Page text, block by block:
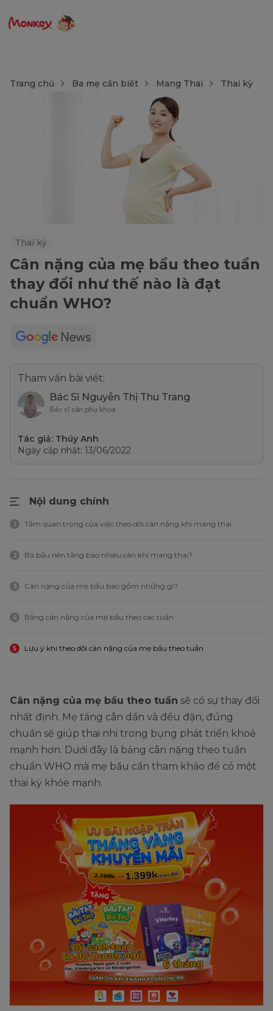
Trang chủ Ba mẹ cần biết Mang Thai Thai kỳ
Thai kỳ
Cân nặng của mẹ bầu theo tuần
thay đổi như thế nào là đạt
chuẩn WHO?
Tham vấn bài viết:
Bác Sĩ Nguyễn Thị Thu Trang
Bác sĩ sản phụ khoa
Tác giả: Thúy Anh
Ngày cập nhật: 13/06/2022
Nội dung chính
1 Tầm quan trọng của việc theo dõi cân nặng khi mang thai
2 Bà bầu nên tăng bao nhiêu cân khi mang thai?
3 Cân nặng của mẹ bầu bao gồm những gì?
4 Bảng cân nặng của mẹ bầu theo các tuần
5 Lưu ý khi theo dõi cân nặng của mẹ bầu theo tuần
Cân nặng của mẹ bầu theo tuần sẽ có sự thay đổi
nhất định. Mẹ tăng cân dần và đều đặn, đúng
chuẩn sẽ giúp thai nhi trong bụng phát triển khoẻ
mạnh hơn. Dưới đây là bảng cân nặng theo tuần
chuẩn WHO mà mẹ bầu cần tham khảo để có một
thai kỳ khỏe mạnh.